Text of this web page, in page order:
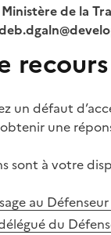
Ministère de la
recours
un défaut
une
sont à votre
au
du